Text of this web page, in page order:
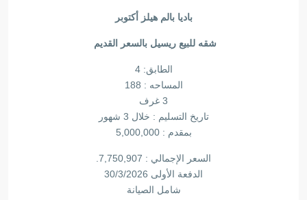
باديا بالم هيلز أكتوبر
شقه للبيع ريسيل بالسعر القديم
الطابق: 4
المساحه : 188
3 غرف
تاريخ التسليم : خلال 3 شهور
بمقدم : 5,000,000
السعر الإجمالي : 7,750,907.
الدفعة الأولى 30/3/2026
شامل الصيانة